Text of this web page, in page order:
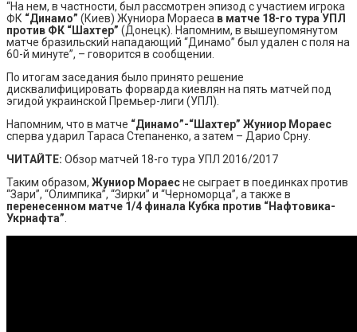
“На нем, в частности, был рассмотрен эпизод с участием игрока
ФК “Динамо” (Киев) Жуниора Мораеса в матче 18-го тура УПЛ
против ФК “Шахтер” (Донецк). Напомним, в вышеупомянутом
матче бразильский нападающий “Динамо” был удален с поля на
60-й минуте”, – говорится в сообщении.
По итогам заседания было принято решение
дисквалифицировать форварда киевлян на пять матчей под
эгидой украинской Премьер-лиги (УПЛ).
Напомним, что в матче “Динамо”-“Шахтер” Жуниор Мораес
сперва ударил Тараса Степаненко, а затем – Дарио Срну.
ЧИТАЙТЕ: Обзор матчей 18-го тура УПЛ 2016/2017
Таким образом, Жуниор Мораесне сыграет в поединках против
“Зари”, “Олимпика”, “Зирки” и “Черноморца”, а также в
перенесенном матче 1/4 финала Кубка против “Нафтовика-
Укрнафта”